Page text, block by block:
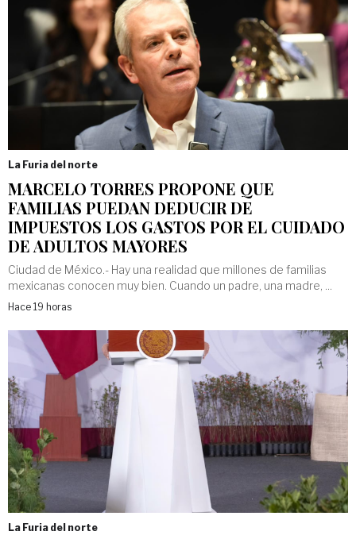
La Furia del norte
MARCELO TORRES PROPONE QUE
FAMILIAS PUEDAN DEDUCIR DE
IMPUESTOS LOS GASTOS POR EL CUIDADO
DE ADULTOS MAYORES
Ciudad de México.- Hay una realidad que millones de familias
mexicanas conocen muy bien. Cuando un padre, una madre, ...
Hace 19 horas
La Furia del norte